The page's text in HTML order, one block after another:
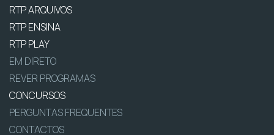
RTP ARQUIVOS
RTP ENSINA
RTP PLAY
EM DIRETO
REVER PROGRAMAS
CONCURSOS
PERGUNTAS FREQUENTES
CONTACTOS